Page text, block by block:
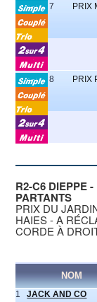
7 PRIX
8 PRIX
R2-C6 DIEPPE
PARTANTS
PRIX DU
HAIES - A
CORDE À
NOM
1 JACK AND CO